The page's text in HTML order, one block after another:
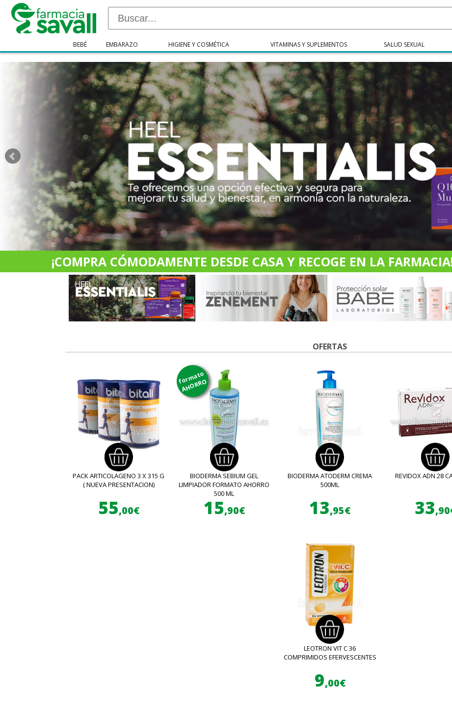
BEBÉ EMBARAZO HIGIENE Y COSMÉTICA VITAMINAS Y SUPLEMENTOS SALUD SEXUAL
¡COMPRA CÓMODAMENTE DESDE CASA Y RECOGE EN LA
OFERTAS
PACK ARTICOLAGENO 3 X 315 G
( NUEVA PRESENTACION)
55,00€
formato
AHORRO
BIODERMA SEBIUM GEL
LIMPIADOR FORMATO AHORRO
500 ML
15,90€
BIODERMA ATODERM CREMA
500ML
13,95€
REVIDOX ADN 28
33
LEOTRON VIT C 36
COMPRIMIDOS EFERVESCENTES
9,00€